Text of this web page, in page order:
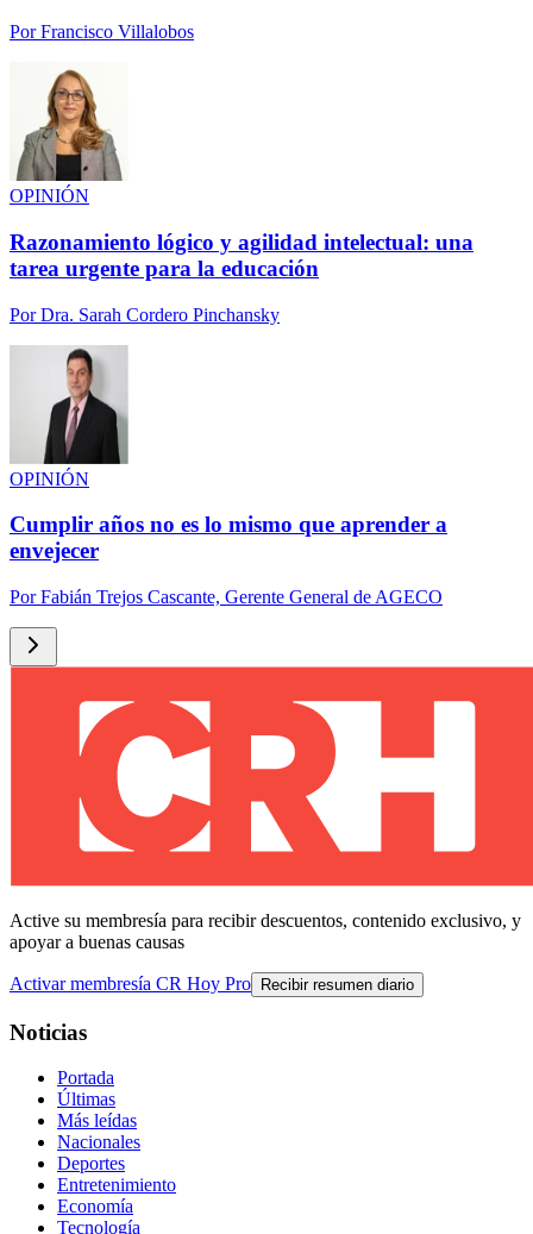
PorFrancisco Villalobos
OPINIÓN
Razonamiento lógico y agilidad intelectual: una
tarea urgente para la educación
PorDra. Sarah Cordero Pinchansky
OPINIÓN
Cumplir años no es lo mismo que aprender a
envejecer
PorFabián Trejos Cascante, Gerente General de AGECO
Active su membresía para recibir descuentos, contenido exclusivo, y
apoyar a buenas causas
Activar membresía CR Hoy Pro Recibir resumen diario
Noticias
Portada
Últimas
Más leídas
Nacionales
Deportes
Entretenimiento
Economía
Tecnología